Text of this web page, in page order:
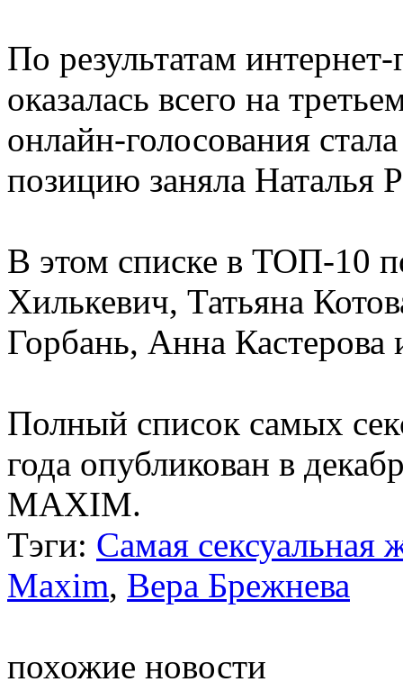
По результатам
оказалась всего на
онлайн-голосования
позицию заняла Наталья
В этом списке в ТОП-10
Хилькевич, Татьяна
Горбань, Анна
Полный список самых
года опубликован в
MAXIM.
Тэги: Самая
Maxim, Вера Брежнева
похожие новости